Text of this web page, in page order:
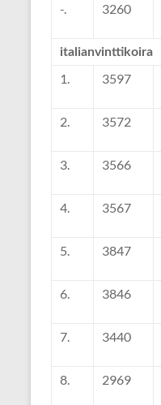
-. 3260
italianvinttikoira
1. 3597
2. 3572
3. 3566
4. 3567
5. 3847
6. 3846
7. 3440
8. 2969